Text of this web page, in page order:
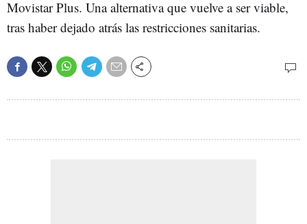
Movistar Plus. Una alternativa que vuelve a ser viable,
tras haber dejado atrás las restricciones sanitarias.